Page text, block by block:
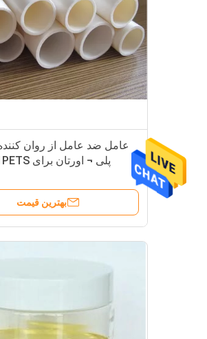
عامل ضد عامل از روان
بهترین قیمت